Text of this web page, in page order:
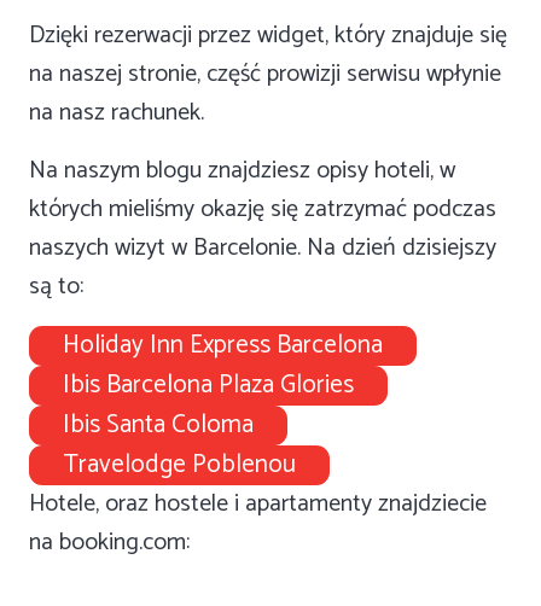
Dzięki rezerwacji przez widget, który znajduje się
na naszej stronie, część prowizji serwisu wpłynie
na nasz rachunek.
Na naszym blogu znajdziesz opisy hoteli, w
których mieliśmy okazję się zatrzymać podczas
naszych wizyt w Barcelonie. Na dzień dzisiejszy
są to:
Holiday Inn Express Barcelona
Ibis Barcelona Plaza Glories
Ibis Santa Coloma
Travelodge Poblenou
Hotele, oraz hostele i apartamenty znajdziecie
na booking.com: